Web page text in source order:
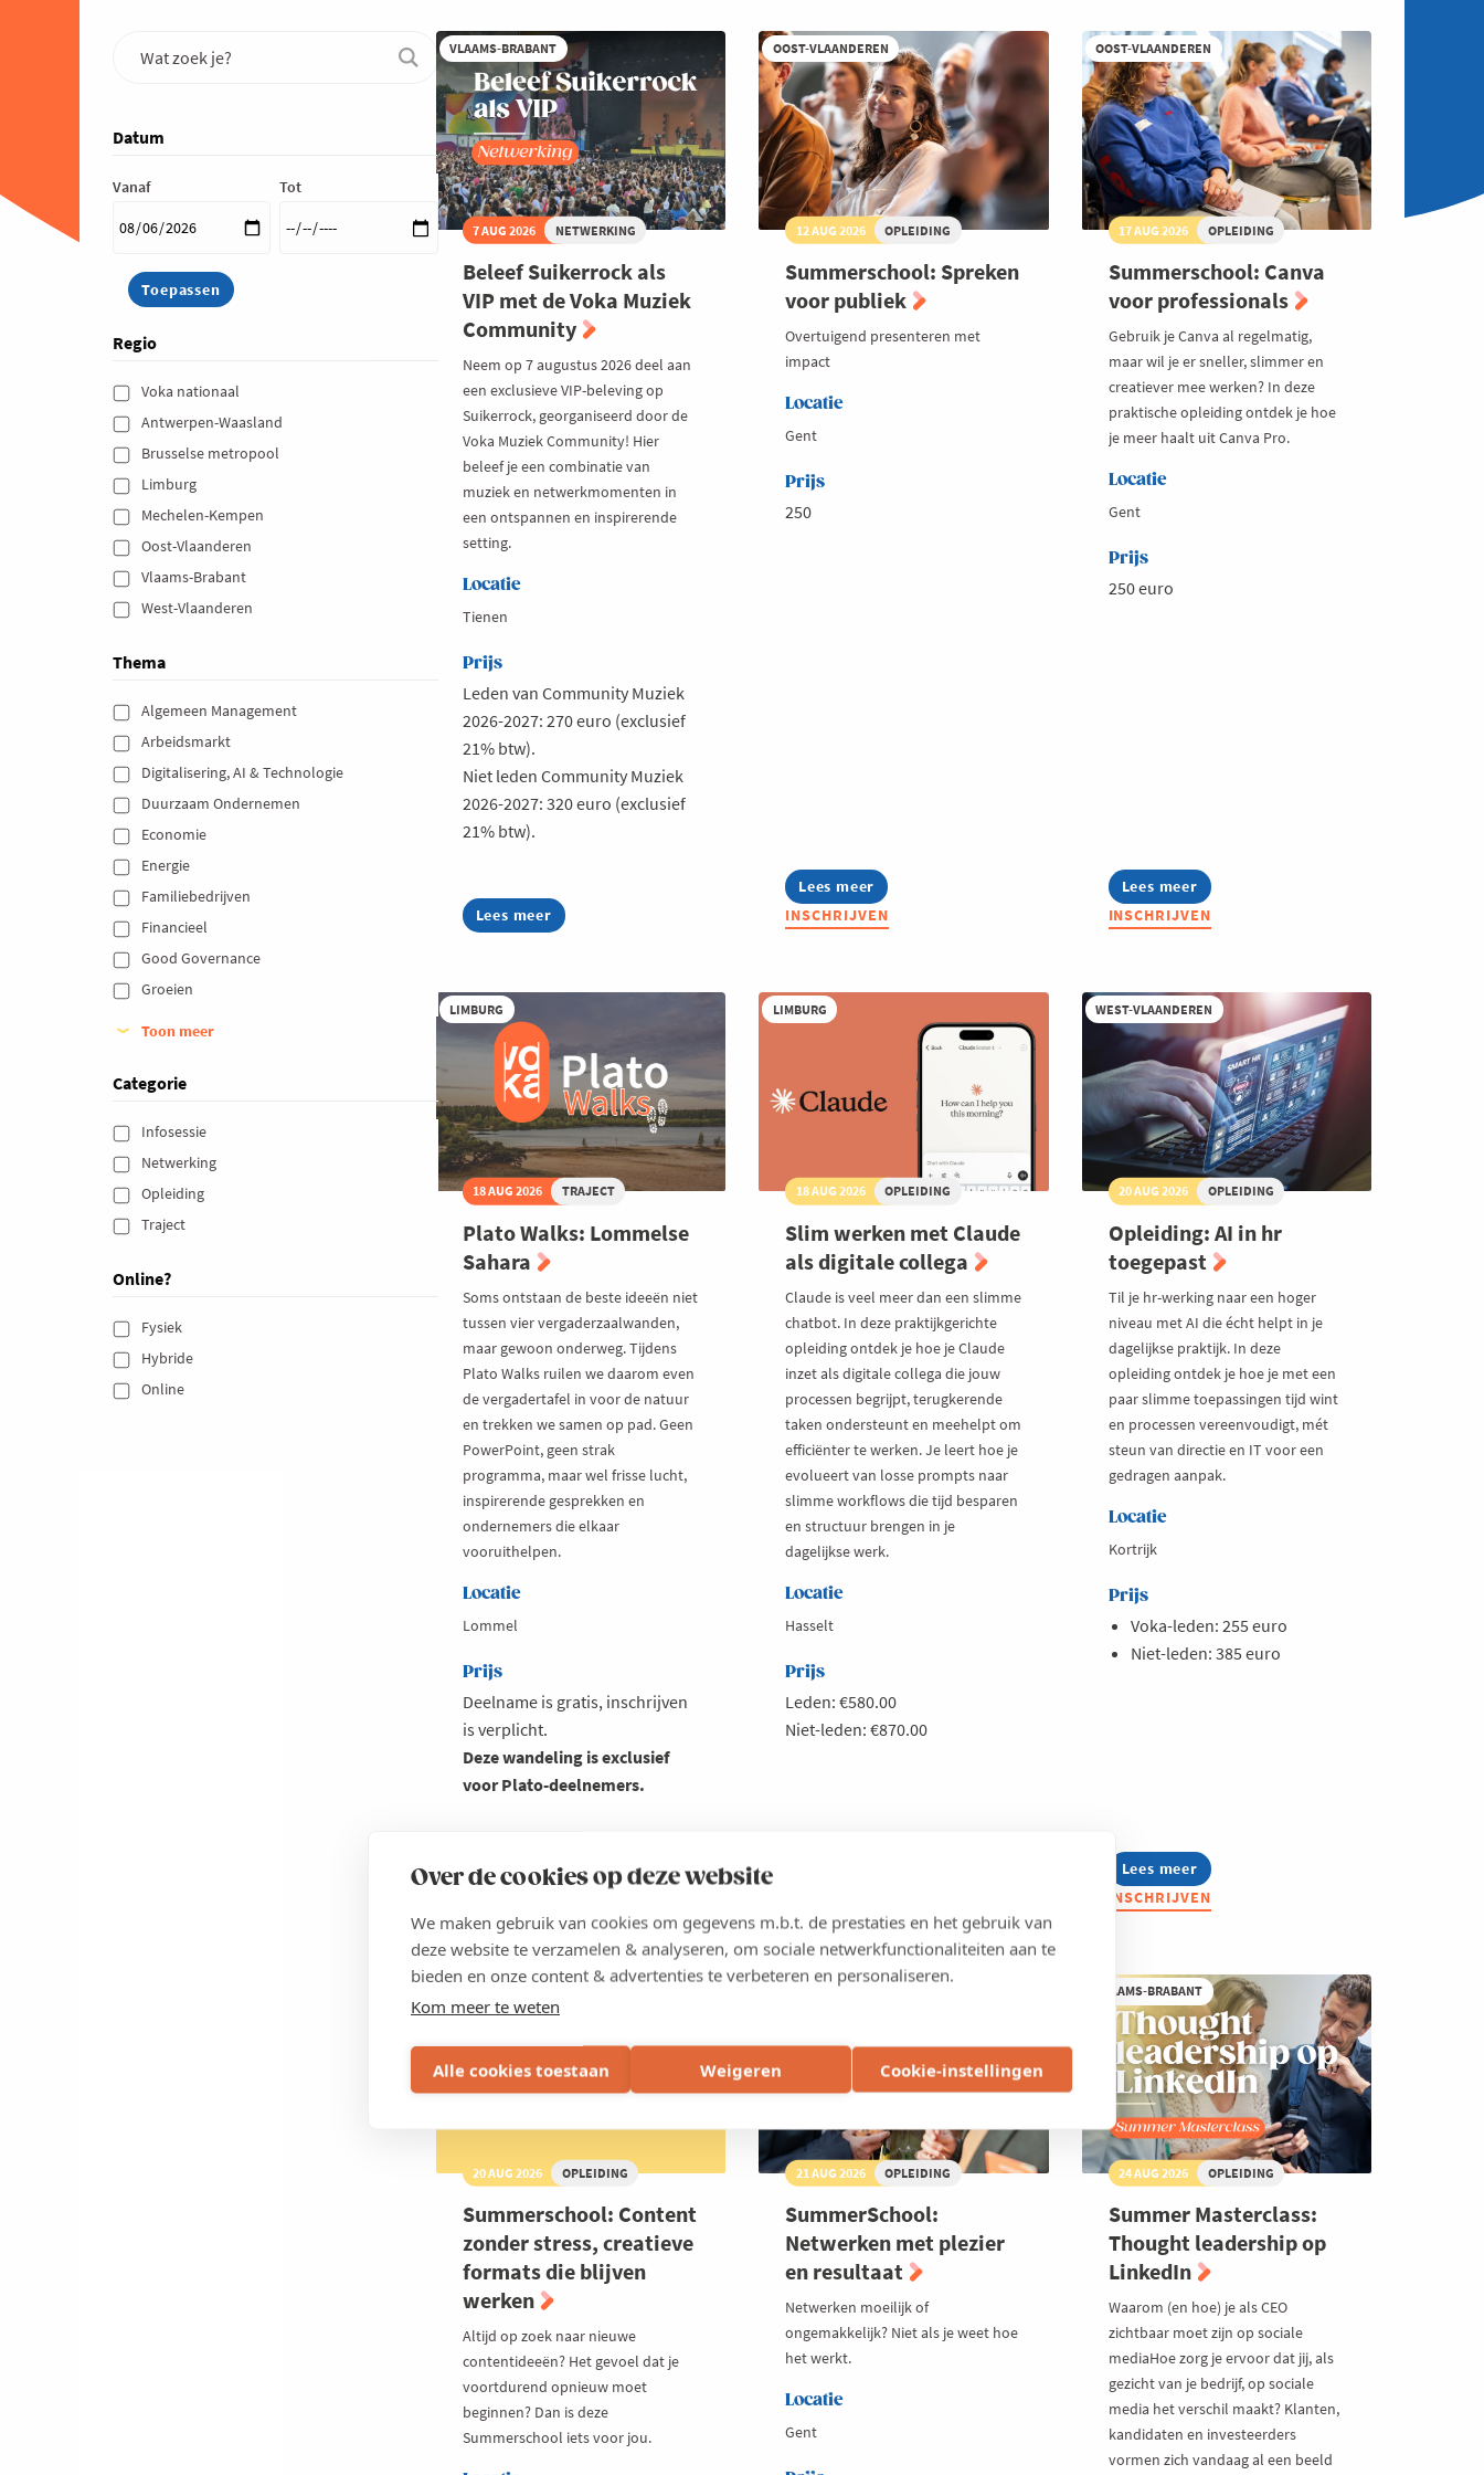
Over de cookies op deze website
We maken gebruik van cookies om gegevens m.b.t. de prestaties en het gebruik van
deze website te verzamelen & analyseren, om sociale netwerkfunctionaliteiten aan te
bieden en onze content & advertenties te verbeteren en personaliseren.
Kom meer te weten
Alle cookies toestaan Weigeren Cookie-instellingen
Datum
Vanaf Tot
Regio
Voka nationaal
Antwerpen-Waasland
Brusselse metropool
Limburg
Mechelen-Kempen
Oost-Vlaanderen
Vlaams-Brabant
West-Vlaanderen
Thema
Algemeen Management
Arbeidsmarkt
Digitalisering, AI & Technologie
Duurzaam Ondernemen
Economie
Energie
Familiebedrijven
Financieel
Good Governance
Groeien
Toon meer
Categorie
Infosessie
Netwerking
Opleiding
Traject
Online?
Fysiek
Hybride
Online
VLAAMS-BRABANT
7 AUG 2026 NETWERKING
Beleef Suikerrock als
VIP met de Voka Muziek
Community
Neem op 7 augustus 2026 deel aan
een exclusieve VIP-beleving op
Suikerrock, georganiseerd door de
Voka Muziek Community! Hier
beleef je een combinatie van
muziek en netwerkmomenten in
een ontspannen en inspirerende
setting.
Locatie
Tienen
Prijs
Leden van Community Muziek
2026-2027: 270 euro (exclusief
21% btw).
Niet leden Community Muziek
2026-2027: 320 euro (exclusief
21% btw).
Lees meer
about
Beleef
VIP
met
de
Voka
Muziek
Community
OOST-VLAANDEREN
12 AUG 2026 OPLEIDING
Summerschool: Spreken
voor publiek
Overtuigend presenteren met
impact
Locatie
Gent
Prijs
250
Lees meer
about
Summerschool:
Spreken
INSCHRIJVEN
OOST-VLAANDEREN
17 AUG 2026 OPLEIDING
Summerschool: Canva
voor professionals
Gebruik je Canva al regelmatig,
maar wil je er sneller, slimmer en
creatiever mee werken? In deze
praktische opleiding ontdek je hoe
je meer haalt uit Canva Pro.
Locatie
Gent
Prijs
250 euro
Lees meer
about
Summerschool:
Canva
INSCHRIJVEN
LIMBURG
18 AUG 2026 TRAJECT
Plato Walks: Lommelse
Sahara
Soms ontstaan de beste ideeën niet
tussen vier vergaderzaalwanden,
maar gewoon onderweg. Tijdens
Plato Walks ruilen we daarom even
de vergadertafel in voor de natuur
en trekken we samen op pad. Geen
PowerPoint, geen strak
programma, maar wel frisse lucht,
inspirerende gesprekken en
ondernemers die elkaar
vooruithelpen.
Locatie
Lommel
Prijs
Deelname is gratis, inschrijven
is verplicht.
Deze wandeling is exclusief
voor Plato-deelnemers.
Lees meer
about
Plato
Lommelse
Sahara
LIMBURG
18 AUG 2026 OPLEIDING
Slim werken met Claude
als digitale collega
Claude is veel meer dan een slimme
chatbot. In deze praktijkgerichte
opleiding ontdek je hoe je Claude
inzet als digitale collega die jouw
processen begrijpt, terugkerende
taken ondersteunt en meehelpt om
efficiënter te werken. Je leert hoe je
evolueert van losse prompts naar
slimme workflows die tijd besparen
en structuur brengen in je
dagelijkse werk.
Locatie
Hasselt
Prijs
Leden: €580.00
Niet-leden: €870.00
met
Claude
als
digitale
WEST-VLAANDEREN
20 AUG 2026 OPLEIDING
Opleiding: AI in hr
toegepast
Til je hr-werking naar een hoger
niveau met AI die écht helpt in je
dagelijkse praktijk. In deze
opleiding ontdek je hoe je met een
paar slimme toepassingen tijd wint
en processen vereenvoudigt, mét
steun van directie en IT voor een
gedragen aanpak.
Locatie
Kortrijk
Prijs
Voka-leden: 255 euro
Niet-leden: 385 euro
Lees meer
about
Opleiding:
AI
INSCHRIJVEN
20 AUG 2026 OPLEIDING
Summerschool: Content
zonder stress, creatieve
formats die blijven
werken
Altijd op zoek naar nieuwe
contentideeën? Het gevoel dat je
voortdurend opnieuw moet
beginnen? Dan is deze
Summerschool iets voor jou.
OOST-VLAANDEREN
21 AUG 2026 OPLEIDING
SummerSchool:
Netwerken met plezier
en resultaat
Netwerken moeilijk of
ongemakkelijk? Niet als je weet hoe
het werkt.
Locatie
Gent
VLAAMS-BRABANT
24 AUG 2026 OPLEIDING
Summer Masterclass:
Thought leadership op
LinkedIn
Waarom (en hoe) je als CEO
zichtbaar moet zijn op sociale
mediaHoe zorg je ervoor dat jij, als
gezicht van je bedrijf, op sociale
media het verschil maakt? Klanten,
kandidaten en investeerders
vormen zich vandaag al een beeld